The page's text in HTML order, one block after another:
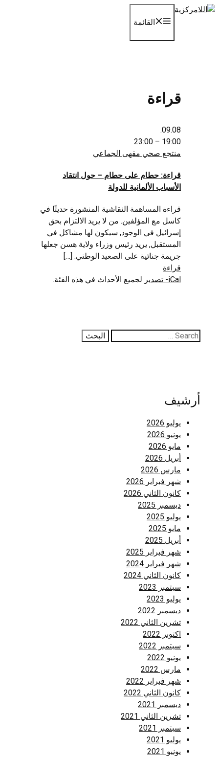
انتقل
القائمة
قراءة
09.08.
19:00 – 23:00
منتجع صحي مقهى الجماعي
قراءة: حطام على حطام – حول انتقاد
الأسباب الألمانية للدولة
قراءة المساهمة النقاشية المنشورة حديثًا في
كاسل مع المؤلفين. من لا يريد الالتزام بحق
إسرائيل في الوجود, سيكون لها مشاكل في
المستقبل, يريد رئيس وزراء ولاية هسن جعلها
جريمة جنائية على الصعيد الوطني. […]
قراءة
iCal- تصدير
لجميع الأحداث في هذه الفئة.
يبحث
أرشيف
يوليو 2026
يونيو 2026
مايو 2026
أبريل 2026
مارس 2026
شهر فبراير 2026
كانون الثاني 2026
ديسمبر 2025
يوليو 2025
مايو 2025
أبريل 2025
شهر فبراير 2025
شهر فبراير 2024
كانون الثاني 2024
سبتمبر 2023
يوليو 2023
ديسمبر 2022
تشرين الثاني 2022
اكتوبر 2022
سبتمبر 2022
يونيو 2022
مارس 2022
شهر فبراير 2022
كانون الثاني 2022
ديسمبر 2021
تشرين الثاني 2021
سبتمبر 2021
يوليو 2021
يونيو 2021